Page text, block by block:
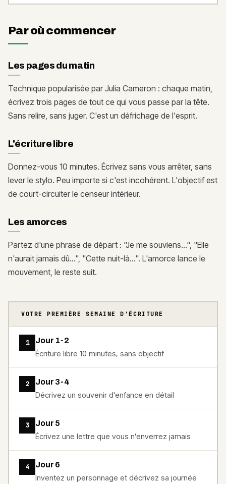
Par où commencer
Les pages du matin
Technique popularisée par Julia Cameron : chaque matin,
écrivez trois pages de tout ce qui vous passe par la tête.
Sans relire, sans juger. C'est un défrichage de l'esprit.
L'écriture libre
Donnez-vous 10 minutes. Écrivez sans vous arrêter, sans
lever le stylo. Peu importe si c'est incohérent. L'objectif est
de court-circuiter le censeur intérieur.
Les amorces
Partez d'une phrase de départ : "Je me souviens...", "Elle
n'aurait jamais dû...", "Cette nuit-là...". L'amorce lance le
mouvement, le reste suit.
VOTRE PREMIÈRE SEMAINE D'ÉCRITURE
1 Jour 1-2
Écriture libre 10 minutes, sans objectif
2 Jour 3-4
Décrivez un souvenir d'enfance en détail
3 Jour 5
Écrivez une lettre que vous n'enverrez jamais
4 Jour 6
Inventez un personnage et décrivez sa journée